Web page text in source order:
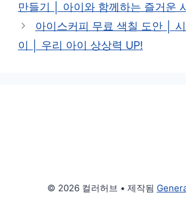
리
만들기 │ 아이와 함께하는 즐거운
아이스커피 무료 색칠 도안 │
이 │ 우리 아이 상상력 UP!
© 2026 컬러허브 • 제작됨